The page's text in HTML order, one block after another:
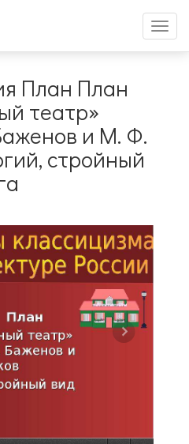
меню
План План
театр»
и М. Ф.
стройный